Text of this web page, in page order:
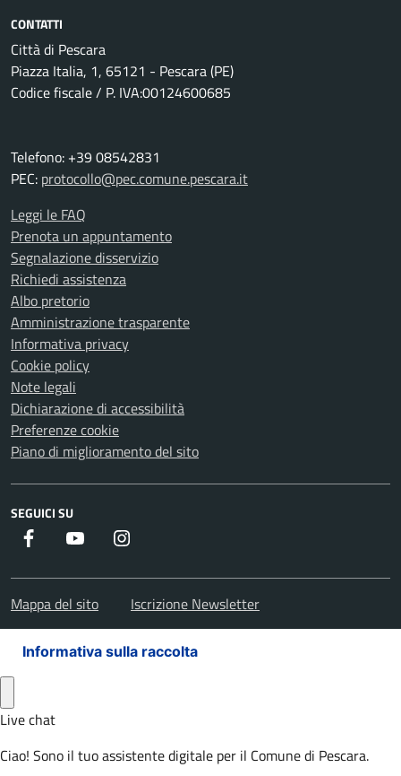
CONTATTI
Città di Pescara
Piazza Italia, 1, 65121 - Pescara (PE)
Codice fiscale / P. IVA:00124600685
Telefono: +39 08542831
PEC: protocollo@pec.comune.pescara.it
Leggi le FAQ
Prenota un appuntamento
Segnalazione disservizio
Richiedi assistenza
Albo pretorio
Amministrazione trasparente
Informativa privacy
Cookie policy
Note legali
Dichiarazione di accessibilità
Preferenze cookie
Piano di miglioramento del sito
SEGUICI SU
Facebook Youtube
Mappa del sito Iscrizione Newsletter
Informativa sulla raccolta